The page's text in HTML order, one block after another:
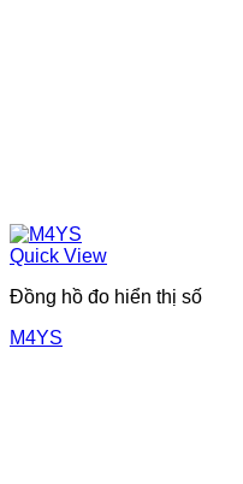
Quick View
Đồng hồ đo hiển thị số
M4YS